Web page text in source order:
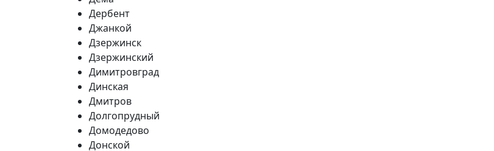
Дербент
Джанкой
Дзержинск
Дзержинский
Димитровград
Динская
Дмитров
Долгопрудный
Домодедово
Донской